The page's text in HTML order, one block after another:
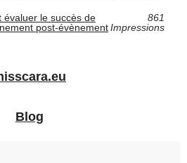
évaluer le succès de
post-évènement
861
Impressions
Blog